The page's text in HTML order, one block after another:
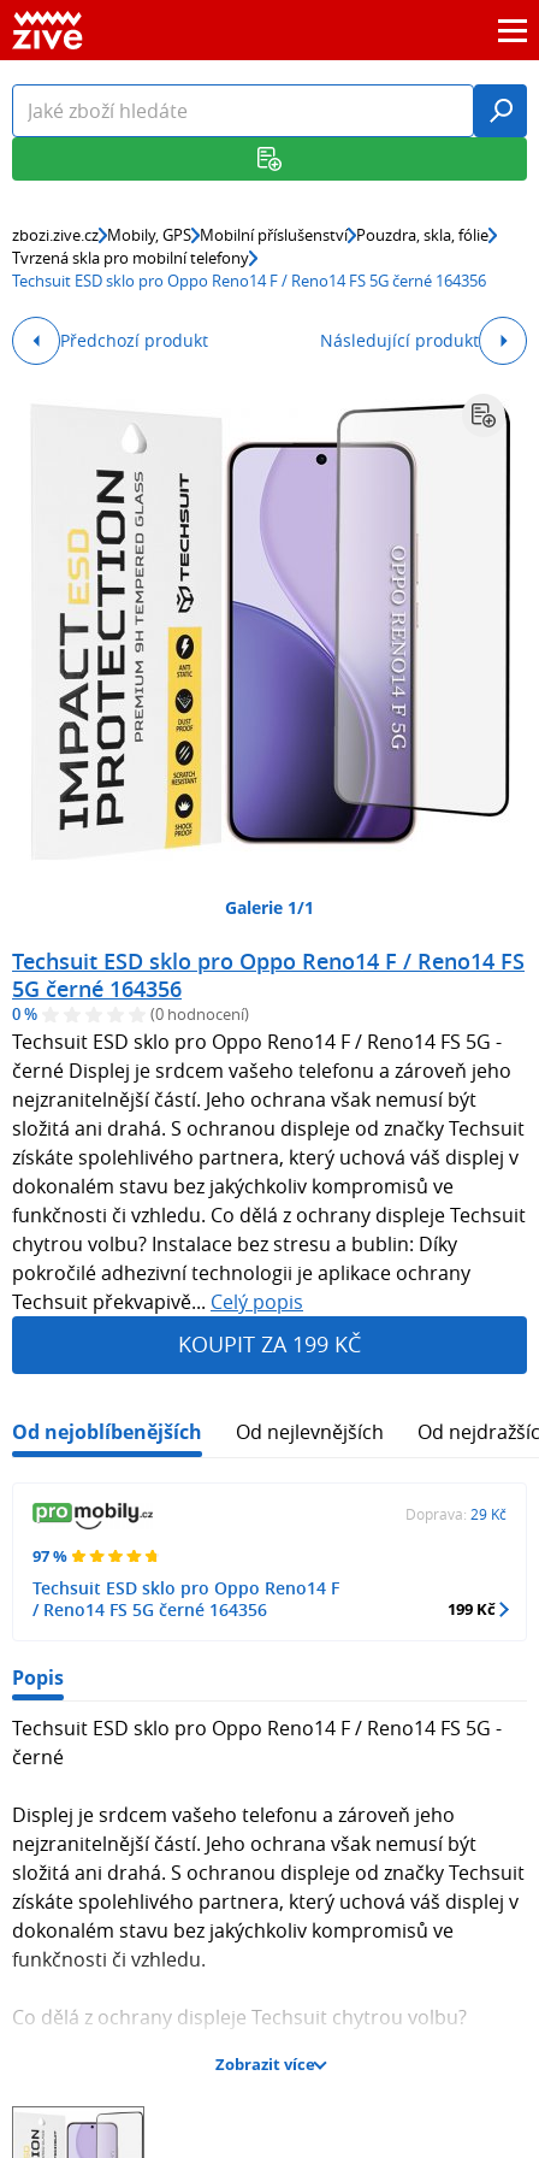
zbozi.zive.cz Mobily, GPS Mobilní příslušenství Pouzdra, skla, fólie
Tvrzená skla pro mobilní telefony
Techsuit ESD sklo pro Oppo Reno14 F / Reno14 FS 5G černé 164356
Předchozí produkt Následující produkt
Galerie 1/1
Techsuit ESD sklo pro Oppo Reno14 F / Reno14 FS
5G černé 164356
0 % (0 hodnocení)
Techsuit ESD sklo pro Oppo Reno14 F / Reno14 FS 5G -
černé Displej je srdcem vašeho telefonu a zároveň jeho
nejzranitelnější částí. Jeho ochrana však nemusí být
složitá ani drahá. S ochranou displeje od značky Techsuit
získáte spolehlivého partnera, který uchová váš displej v
dokonalém stavu bez jakýchkoliv kompromisů ve
funkčnosti či vzhledu. Co dělá z ochrany displeje Techsuit
chytrou volbu? Instalace bez stresu a bublin: Díky
pokročilé adhezivní technologii je aplikace ochrany
Techsuit překvapivě... Celý popis
KOUPIT ZA 199 KČ
Od nejoblíbenějších Od nejlevnějších Od
97 %
Techsuit ESD sklo pro Oppo Reno14 F
/ Reno14 FS 5G černé 164356
Doprava: 29 Kč
199 Kč
Popis
Techsuit ESD sklo pro Oppo Reno14 F / Reno14 FS 5G -
černé
Displej je srdcem vašeho telefonu a zároveň jeho
nejzranitelnější částí. Jeho ochrana však nemusí být
složitá ani drahá. S ochranou displeje od značky Techsuit
získáte spolehlivého partnera, který uchová váš displej v
dokonalém stavu bez jakýchkoliv kompromisů ve
funkčnosti či vzhledu.
Co dělá z ochrany displeje Techsuit chytrou volbu?
Instalace bez stresu a bublin: Díky pokročilé adhezivní
technologii je aplikace ochrany Techsuit překvapivě
jednoduchá. Případné menší vzduchové bubliny, které
Zobrazit více